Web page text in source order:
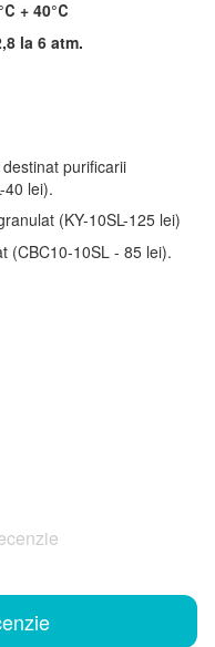
+ 40°С
la 6 atm.
purificarii
40 lei).
(KY-10SL-125 lei)
(CBC10-10SL - 85 lei).